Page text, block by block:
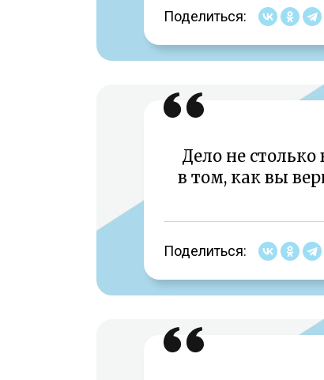
Поделиться:
Дело не столько
в том, как вы
Поделиться: